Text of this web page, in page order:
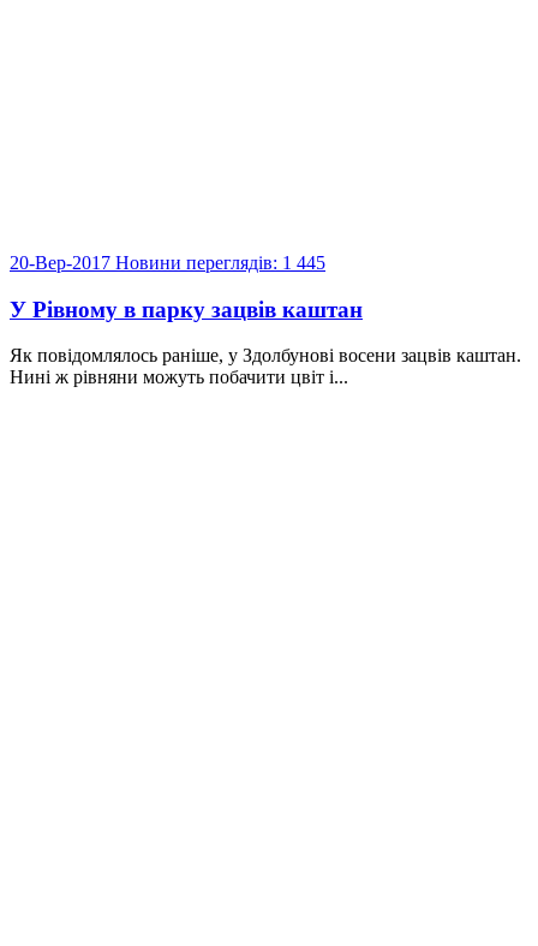
20-Вер-2017 Новини переглядів: 1 445
У Рівному в парку зацвів каштан
Як повідомлялось раніше, у Здолбунові восени зацвів каштан.
Нині ж рівняни можуть побачити цвіт і...